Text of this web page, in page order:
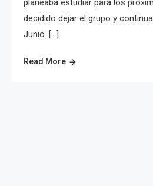
planeaba estudiar para los
decidido dejar el grupo y
Junio. […]
Read More